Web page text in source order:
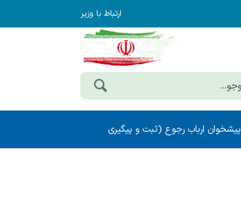
ارتباط با وزیر
پیشخوان ارباب رجوع (ثبت و پیگیری